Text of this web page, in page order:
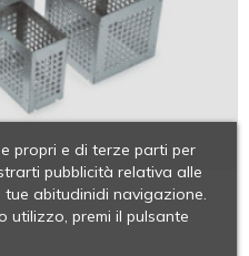
propri e di terze parti per
pubblicità relativa alle
abitudinidi navigazione.
utilizzo, premi il pulsante